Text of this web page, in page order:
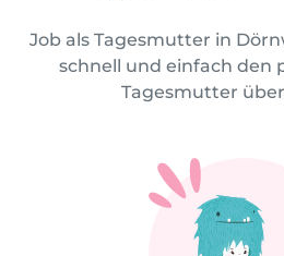
Job als Tagesmutter in
schnell und einfach den
Tagesmutter